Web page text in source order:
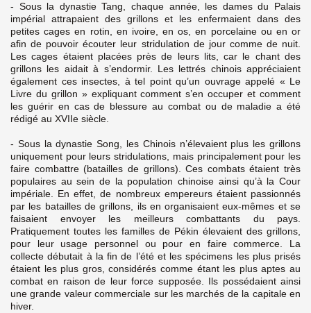
- Sous la dynastie Tang, chaque année, les dames du Palais
impérial attrapaient des grillons et les enfermaient dans des
petites cages en rotin, en ivoire, en os, en porcelaine ou en or
afin de pouvoir écouter leur stridulation de jour comme de nuit.
Les cages étaient placées près de leurs lits, car le chant des
grillons les aidait à s’endormir. Les lettrés chinois appréciaient
également ces insectes, à tel point qu’un ouvrage appelé « Le
Livre du grillon » expliquant comment s’en occuper et comment
les guérir en cas de blessure au combat ou de maladie a été
rédigé au XVIIe siècle.
- Sous la dynastie Song, les Chinois n’élevaient plus les grillons
uniquement pour leurs stridulations, mais principalement pour les
faire combattre (batailles de grillons). Ces combats étaient très
populaires au sein de la population chinoise ainsi qu’à la Cour
impériale. En effet, de nombreux empereurs étaient passionnés
par les batailles de grillons, ils en organisaient eux-mêmes et se
faisaient envoyer les meilleurs combattants du pays.
Pratiquement toutes les familles de Pékin élevaient des grillons,
pour leur usage personnel ou pour en faire commerce. La
collecte débutait à la fin de l’été et les spécimens les plus prisés
étaient les plus gros, considérés comme étant les plus aptes au
combat en raison de leur force supposée. Ils possédaient ainsi
une grande valeur commerciale sur les marchés de la capitale en
hiver.